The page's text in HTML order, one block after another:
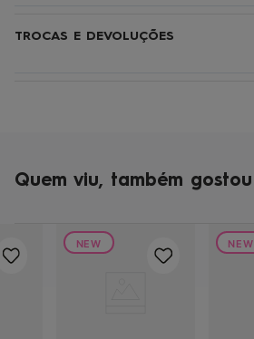
TROCAS E DEVOLUÇÕES
Quem viu, também gostou
NEW NEW